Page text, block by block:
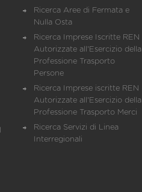
Ricerca Aree di Fermata e
Nulla Osta
Ricerca Imprese Iscritte REN
Autorizzate all'Esercizio della
Professione Trasporto
Persone
Ricerca Imprese iscritte REN
Autorizzate all'Esercizio della
Professione Trasporto Merci
Ricerca Servizi di Linea
Interregionali